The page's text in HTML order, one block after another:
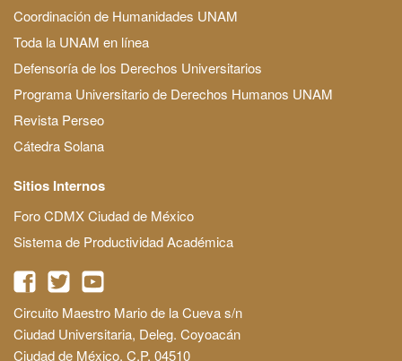
Coordinación de Humanidades UNAM
Toda la UNAM en línea
Defensoría de los Derechos Universitarios
Programa Universitario de Derechos Humanos UNAM
Revista Perseo
Cátedra Solana
Sitios Internos
Foro CDMX Ciudad de México
Sistema de Productividad Académica
Circuito Maestro Mario de la Cueva s/n
Ciudad Universitaria, Deleg. Coyoacán
Ciudad de México, C.P. 04510